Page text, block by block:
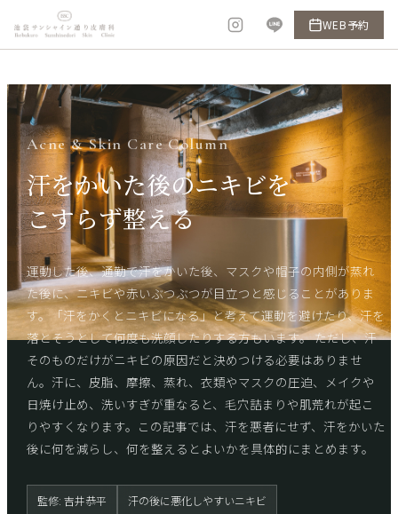
容
ス
キ
ッ
プ
WEB予約
Acne & Skin Care Column
汗をかいた後のニキビを
こすらず整える
運動した後、通勤で汗をかいた後、マスクや帽子の内側が蒸れ
た後に、ニキビや赤いぶつぶつが目立つと感じることがありま
す。「汗をかくとニキビになる」と考えて運動を避けたり、汗を
落とそうとして何度も洗顔したりする方もいます。 ただし、汗
そのものだけがニキビの原因だと決めつける必要はありませ
ん。汗に、皮脂、摩擦、蒸れ、衣類やマスクの圧迫、メイクや
日焼け止め、洗いすぎが重なると、毛穴詰まりや肌荒れが起こ
りやすくなります。この記事では、汗を悪者にせず、汗をかいた
後に何を減らし、何を整えるとよいかを具体的にまとめます。
監修: 吉井恭平 汗の後に悪化しやすいニキビ